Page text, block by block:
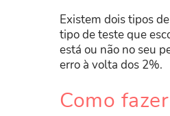
Existem dois tipos
tipo de teste que
está ou não no seu
erro à volta dos 2%.
Como